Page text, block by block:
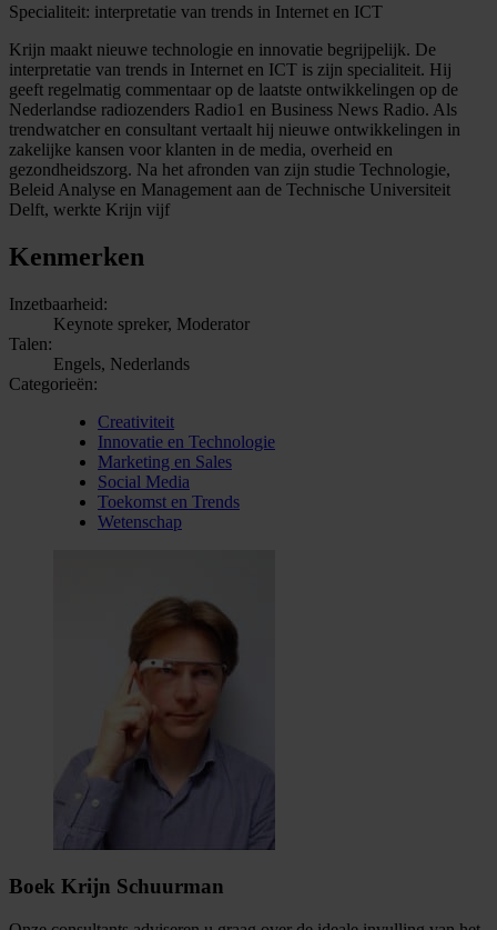
Specialiteit: interpretatie van trends in Internet en ICT
Krijn maakt nieuwe technologie en innovatie begrijpelijk. De
interpretatie van trends in Internet en ICT is zijn specialiteit. Hij
geeft regelmatig commentaar op de laatste ontwikkelingen op de
Nederlandse radiozenders Radio1 en Business News Radio. Als
trendwatcher en consultant vertaalt hij nieuwe ontwikkelingen in
zakelijke kansen voor klanten in de media, overheid en
gezondheidszorg. Na het afronden van zijn studie Technologie,
Beleid Analyse en Management aan de Technische Universiteit
Delft, werkte Krijn vijf
Kenmerken
Inzetbaarheid:
Keynote spreker, Moderator
Talen:
Engels, Nederlands
Categorieën:
Creativiteit
Innovatie en Technologie
Marketing en Sales
Social Media
Toekomst en Trends
Wetenschap
Boek Krijn Schuurman